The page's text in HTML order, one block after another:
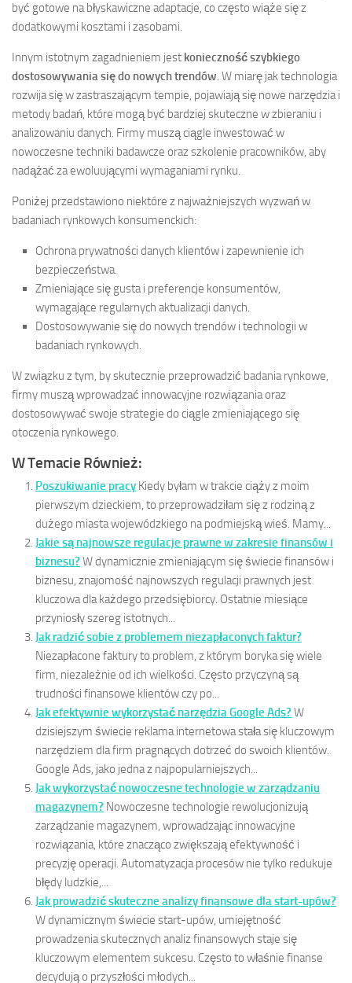
być gotowe na błyskawiczne adaptacje, co często wiąże się z
dodatkowymi kosztami i zasobami.
Innym istotnym zagadnieniem jest konieczność szybkiego
dostosowywania się do nowych trendów. W miarę jak technologia
rozwija się w zastraszającym tempie, pojawiają się nowe narzędzia i
metody badań, które mogą być bardziej skuteczne w zbieraniu i
analizowaniu danych. Firmy muszą ciągle inwestować w
nowoczesne techniki badawcze oraz szkolenie pracowników, aby
nadążać za ewoluującymi wymaganiami rynku.
Poniżej przedstawiono niektóre z najważniejszych wyzwań w
badaniach rynkowych konsumenckich:
Ochrona prywatności danych klientów i zapewnienie ich
bezpieczeństwa.
Zmieniające się gusta i preferencje konsumentów,
wymagające regularnych aktualizacji danych.
Dostosowywanie się do nowych trendów i technologii w
badaniach rynkowych.
W związku z tym, by skutecznie przeprowadzić badania rynkowe,
firmy muszą wprowadzać innowacyjne rozwiązania oraz
dostosowywać swoje strategie do ciągle zmieniającego się
otoczenia rynkowego.
W Temacie Również:
Poszukiwanie pracy Kiedy byłam w trakcie ciąży z moim
pierwszym dzieckiem, to przeprowadziłam się z rodziną z
dużego miasta wojewódzkiego na podmiejską wieś. Mamy...
Jakie są najnowsze regulacje prawne w zakresie finansów i
biznesu? W dynamicznie zmieniającym się świecie finansów i
biznesu, znajomość najnowszych regulacji prawnych jest
kluczowa dla każdego przedsiębiorcy. Ostatnie miesiące
przyniosły szereg istotnych...
Jak radzić sobie z problemem niezapłaconych faktur?
Niezapłacone faktury to problem, z którym boryka się wiele
firm, niezależnie od ich wielkości. Często przyczyną są
trudności finansowe klientów czy po...
Jak efektywnie wykorzystać narzędzia Google Ads? W
dzisiejszym świecie reklama internetowa stała się kluczowym
narzędziem dla firm pragnących dotrzeć do swoich klientów.
Google Ads, jako jedna z najpopularniejszych...
Jak wykorzystać nowoczesne technologie w zarządzaniu
magazynem? Nowoczesne technologie rewolucjonizują
zarządzanie magazynem, wprowadzając innowacyjne
rozwiązania, które znacząco zwiększają efektywność i
precyzję operacji. Automatyzacja procesów nie tylko redukuje
błędy ludzkie,...
Jak prowadzić skuteczne analizy finansowe dla start-upów?
W dynamicznym świecie start-upów, umiejętność
prowadzenia skutecznych analiz finansowych staje się
kluczowym elementem sukcesu. Często to właśnie finanse
decydują o przyszłości młodych...